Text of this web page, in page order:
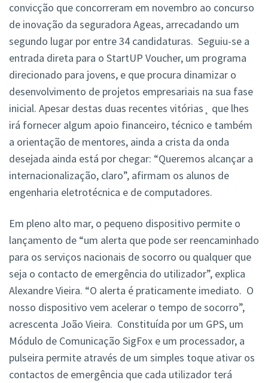
convicção que concorreram em novembro ao concurso
de inovação da seguradora Ageas, arrecadando um
segundo lugar por entre 34 candidaturas. Seguiu-se a
entrada direta para o StartUP Voucher, um programa
direcionado para jovens, e que procura dinamizar o
desenvolvimento de projetos empresariais na sua fase
inicial. Apesar destas duas recentes vitórias¸ que lhes
irá fornecer algum apoio financeiro, técnico e também
a orientação de mentores, ainda a crista da onda
desejada ainda está por chegar: “Queremos alcançar a
internacionalização, claro”, afirmam os alunos de
engenharia eletrotécnica e de computadores.
Em pleno alto mar, o pequeno dispositivo permite o
lançamento de “um alerta que pode ser reencaminhado
para os serviços nacionais de socorro ou qualquer que
seja o contacto de emergência do utilizador”, explica
Alexandre Vieira. “O alerta é praticamente imediato. O
nosso dispositivo vem acelerar o tempo de socorro”,
acrescenta João Vieira. Constituída por um GPS, um
Módulo de Comunicação SigFox e um processador, a
pulseira permite através de um simples toque ativar os
contactos de emergência que cada utilizador terá